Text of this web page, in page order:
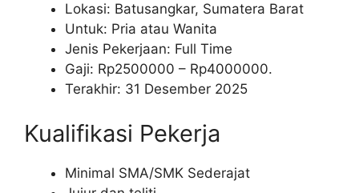
Lokasi: Batusangkar, Sumatera Barat
Untuk: Pria atau Wanita
Jenis Pekerjaan: Full Time
Gaji: Rp2500000 – Rp4000000.
Terakhir: 31 Desember 2025
Kualifikasi Pekerja
Minimal SMA/SMK Sederajat